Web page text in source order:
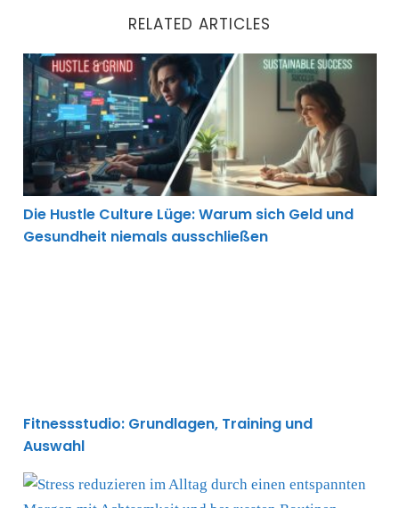
RELATED ARTICLES
Die Hustle Culture Lüge: Warum sich Geld und
Die Hustle Culture Lüge: Warum sich Geld und
Gesundheit niemals ausschließen
Fitnessstudio: Grundlagen, Training und
Auswahl
Stress reduzieren im Alltag: Effektive Methoden für